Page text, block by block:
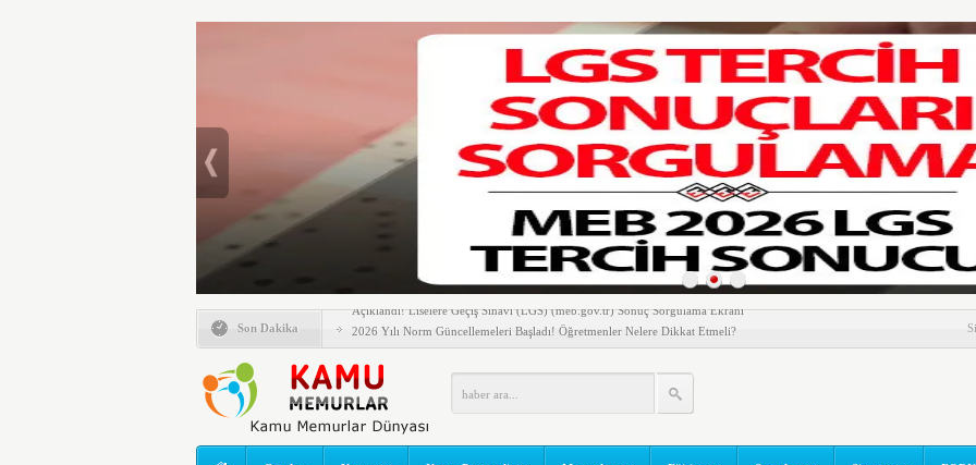
Son Dakika
Emlak Vergisinde Yeni Dönem! Ev Sahipleri Dikkat
6 Milyon Emekli İçin Beklenen Gün! Paralar Hesaplara Geçiyor
LGS Nakil Başvurusu Nasıl Yapılır? e-Okul Adım Adım Rehber (2026)
MEB LGS 2026 SONUÇ SORGULAMA EKRANI! LGS Sınav Sonuçları MEB Tarafından
Açıklandı! Liselere Geçiş Sınavı (LGS) (meb.gov.tr) Sonuç Sorgulama Ekranı
2026 Yılı Norm Güncellemeleri Başladı! Öğretmenler Nelere Dikkat Etmeli?
Polis Akademisi İç Güvenlik Fakültesine 350 Öğrenci Alınacak
E-Devlet Unutulan Para Sorgulaması Başladı: Unuttuğunuz Paralar Ortaya Çıkabilir, Mirasçıları
da İlgilendiriyor
İşte Okullarda Öğrencilerin Kıyafet/Formalarının Belirlenmesine Dair Usul ve Esaslar
Motorine Gece Yarısı Büyük İndirim